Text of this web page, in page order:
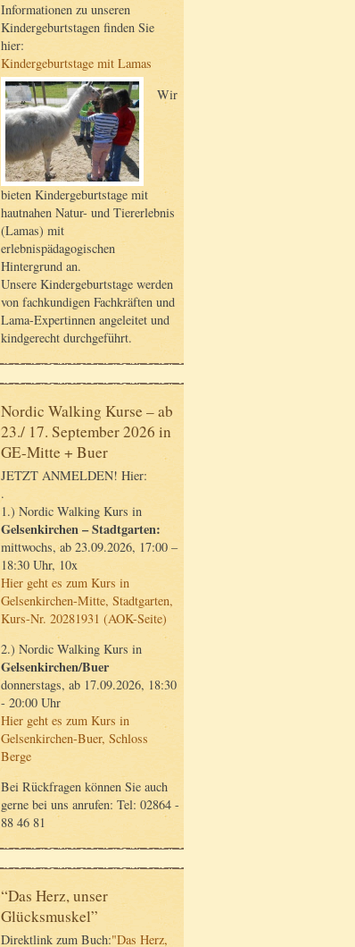
Informationen zu unseren
Kindergeburtstagen finden Sie
hier:
Kindergeburtstage mit Lamas
Wir
bieten Kindergeburtstage mit
hautnahen Natur- und Tiererlebnis
(Lamas) mit
erlebnispädagogischen
Hintergrund an.
Unsere Kindergeburtstage werden
von fachkundigen Fachkräften und
Lama-Expertinnen angeleitet und
kindgerecht durchgeführt.
Nordic Walking Kurse – ab
23./ 17. September 2026 in
GE-Mitte + Buer
JETZT ANMELDEN! Hier:
.
1.) Nordic Walking Kurs in
Gelsenkirchen – Stadtgarten:
mittwochs, ab 23.09.2026, 17:00 –
18:30 Uhr, 10x
Hier geht es zum Kurs in
Gelsenkirchen-Mitte, Stadtgarten,
Kurs-Nr. 20281931 (AOK-Seite)
2.) Nordic Walking Kurs in
Gelsenkirchen/Buer
donnerstags, ab 17.09.2026, 18:30
- 20:00 Uhr
Hier geht es zum Kurs in
Gelsenkirchen-Buer, Schloss
Berge
Bei Rückfragen können Sie auch
gerne bei uns anrufen: Tel: 02864 -
88 46 81
“Das Herz, unser
Glücksmuskel”
Direktlink zum Buch:"Das Herz,